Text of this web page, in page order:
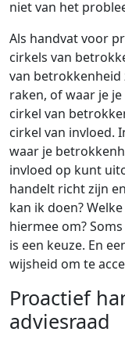
niet van het
Als handvat voor
cirkels van
van betrokkenheid
raken, of waar je
cirkel van
cirkel van invloed.
waar je
invloed op kunt
handelt richt zijn
kan ik doen?
hiermee om?
is een keuze. En
wijsheid om te
Proactief
adviesraad